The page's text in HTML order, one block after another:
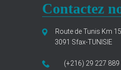
Contactez
Route de Tunis Km
3091 Sfax-TUNISIE
(+216) 29 227 889